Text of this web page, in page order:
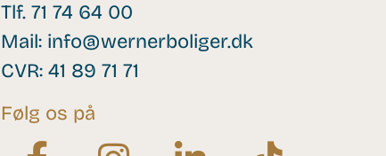
Tlf.71 74 64 00
Mail: info@wernerboliger.dk
CVR: 41 89 71 71
Følg os på